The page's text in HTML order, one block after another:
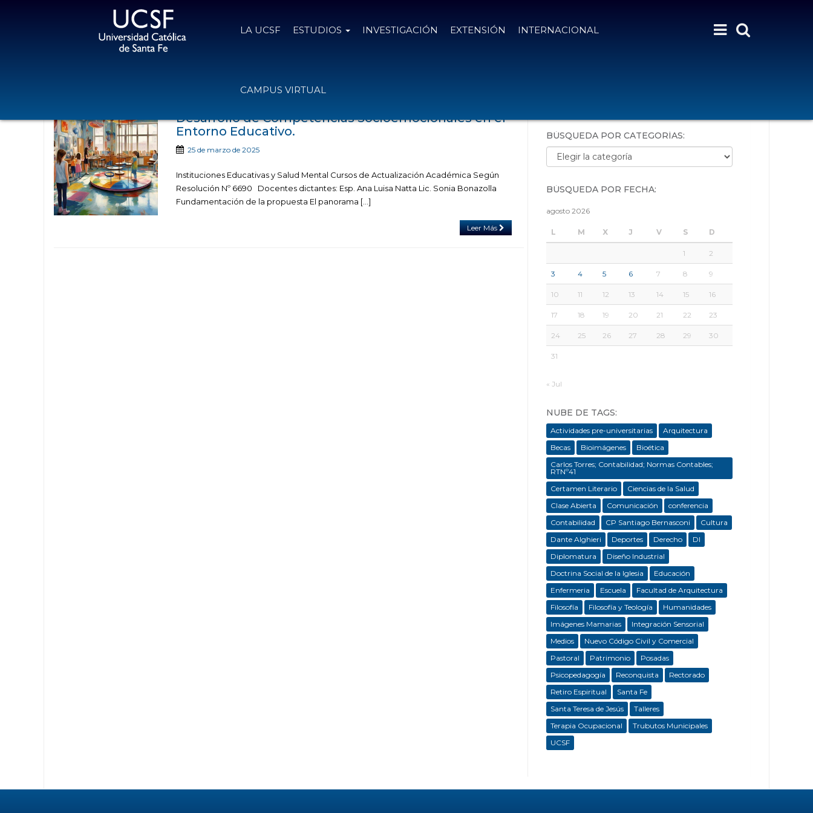
LA UCSF ESTUDIOS INVESTIGACIÓN EXTENSIÓN INTERNACIONAL
CAMPUS VIRTUAL
Desarrollo de Competencias Socioemocionales en el
Entorno Educativo.
25 de marzo de 2025
Instituciones Educativas y Salud Mental Cursos de Actualización Académica Según
Resolución Nº 6690 Docentes dictantes: Esp. Ana Luisa Natta Lic. Sonia Bonazolla
Fundamentación de la propuesta El panorama […]
Leer Más
BÚSQUEDA POR CATEGORÍAS:
Búsqueda por categorías:
BÚSQUEDA POR FECHA:
agosto 2026
L M X J V S D
1 2
3 4 5 6 7 8 9
10 11 12 13 14 15 16
17 18 19 20 21 22 23
24 25 26 27 28 29 30
31
« Jul
NUBE DE TAGS:
Actividades pre-universitarias
Arquitectura
Becas
Bioimágenes
Bioética
Carlos Torres; Contabilidad; Normas Contables;
RTNº41
Certamen Literario
Ciencias de la Salud
Clase Abierta
Comunicación
conferencia
Contabilidad
CP Santiago Bernasconi
Cultura
Dante Alghieri
Deportes Derecho
DI
Diplomatura
Diseño Industrial
Doctrina Social de la Iglesia
Educación
Enfermeria
Escuela
Facultad de Arquitectura
Filosofía
Filosofía y Teología
Humanidades
Imágenes Mamarias
Integración Sensorial
Medios
Nuevo Código Civil y Comercial
Pastoral
Patrimonio
Posadas
Psicopedagogía
Reconquista
Rectorado
Retiro Espiritual
Santa Fe
Santa Teresa de Jesús
Talleres
Terapia Ocupacional
Trubutos Municipales
UCSF